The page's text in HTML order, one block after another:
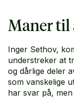
Maner til
Inger Sethov,
understreker at
og dårlige deler
som vanskelige
har svar på,